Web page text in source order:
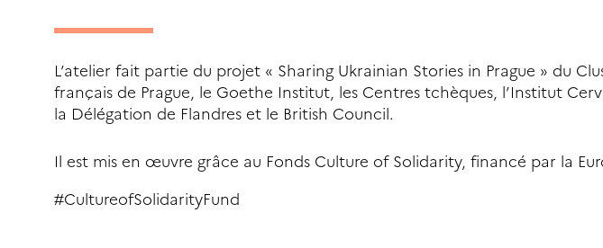
L’atelier fait partie du projet « Sharing Ukrainian Stories in Prague » du
français de Prague, le Goethe Institut, les Centres tchèques, l’Institut
la Délégation de Flandres et le British Council.
Il est mis en œuvre grâce au Fonds Culture of Solidarity, financé par la
#CultureofSolidarityFund